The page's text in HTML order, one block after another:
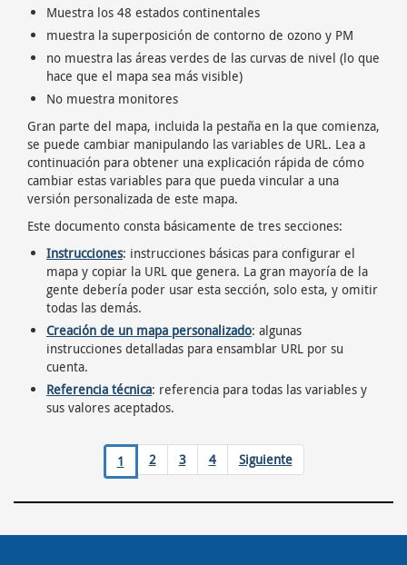
Muestra los 48 estados continentales
muestra la superposición de contorno de ozono y PM
no muestra las áreas verdes de las curvas de nivel (lo que
hace que el mapa sea más visible)
No muestra monitores
Gran parte del mapa, incluida la pestaña en la que comienza,
se puede cambiar manipulando las variables de URL. Lea a
continuación para obtener una explicación rápida de cómo
cambiar estas variables para que pueda vincular a una
versión personalizada de este mapa.
Este documento consta básicamente de tres secciones:
Instrucciones: instrucciones básicas para configurar el
mapa y copiar la URL que genera. La gran mayoría de la
gente debería poder usar esta sección, solo esta, y omitir
todas las demás.
Creación de un mapa personalizado: algunas
instrucciones detalladas para ensamblar URL por su
cuenta.
Referencia técnica: referencia para todas las variables y
sus valores aceptados.
1 2 3 4 Siguiente